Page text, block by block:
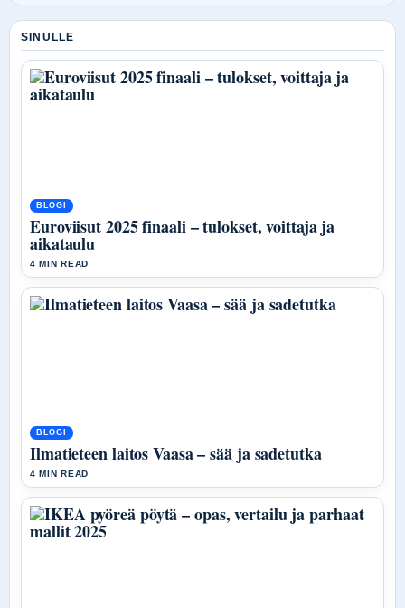
SINULLE
BLOGI
Euroviisut 2025 finaali – tulokset, voittaja ja
aikataulu
4 MIN READ
BLOGI
Ilmatieteen laitos Vaasa – sää ja sadetutka
4 MIN READ